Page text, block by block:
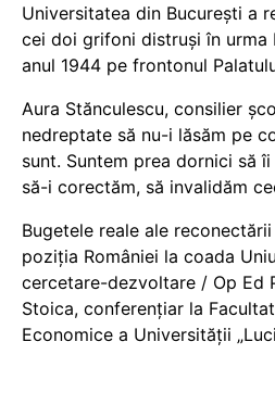
Universitatea din București a
cei doi grifoni distruși în urma
anul 1944 pe frontonul
Aura Stănculescu, consilier
nedreptate să nu-i lăsăm pe
sunt. Suntem prea dornici să
să-i corectăm, să invalidăm
Bugetele reale ale
poziția României la coada
cercetare-dezvoltare / Op Ed
Stoica, conferențiar la
Economice a Universității